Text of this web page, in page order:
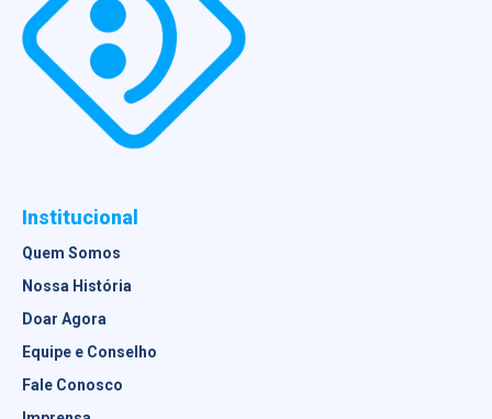
Institucional
Quem Somos
Nossa História
Doar Agora
Equipe e Conselho
Fale Conosco